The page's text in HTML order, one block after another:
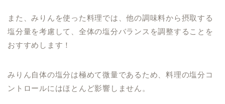
また、みりんを使った料理では、他の調味料から摂取する
塩分量を考慮して、全体の塩分バランスを調整することを
おすすめします！
みりん自体の塩分は極めて微量であるため、料理の塩分コ
ントロールにはほとんど影響しません。